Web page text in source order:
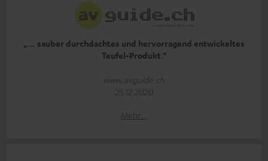
„… sauber durchdachtes und hervorragend entwickeltes
Teufel-Produkt.“
www.avguide.ch
25.12.2020
Mehr...